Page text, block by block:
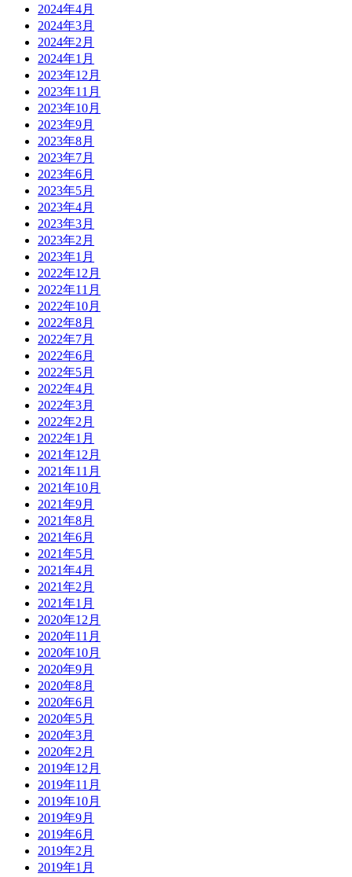
2024年4月
2024年3月
2024年2月
2024年1月
2023年12月
2023年11月
2023年10月
2023年9月
2023年8月
2023年7月
2023年6月
2023年5月
2023年4月
2023年3月
2023年2月
2023年1月
2022年12月
2022年11月
2022年10月
2022年8月
2022年7月
2022年6月
2022年5月
2022年4月
2022年3月
2022年2月
2022年1月
2021年12月
2021年11月
2021年10月
2021年9月
2021年8月
2021年6月
2021年5月
2021年4月
2021年2月
2021年1月
2020年12月
2020年11月
2020年10月
2020年9月
2020年8月
2020年6月
2020年5月
2020年3月
2020年2月
2019年12月
2019年11月
2019年10月
2019年9月
2019年6月
2019年2月
2019年1月